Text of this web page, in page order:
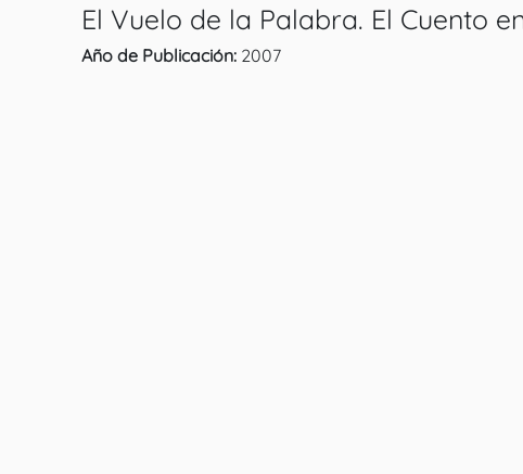
El Vuelo de la Palabra. El Cuento
Año de Publicación: 2007